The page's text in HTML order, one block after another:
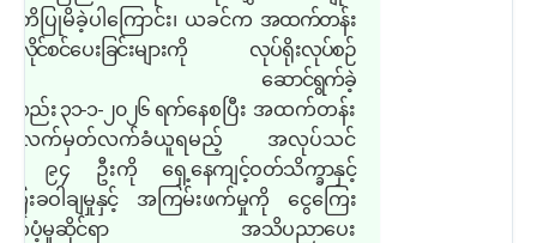
ပြုမိခဲ့ပါကြောင်း၊ ယခင်က အထက်တန်း
ေလိုင်စင်ပေးခြင်းများကို လုပ်ရိုးလုပ်စဉ်
င်း ဆောင်ရွက်ခဲ့
လည်း ၃၁-၁-၂၀၂၆ ရက်နေစပြီး အထက်တန်း
နေလက်မှတ်လက်ခံယူရမည့် အလုပ်သင်
နေ ၉၄ ဦးကိုရှေ့နေကျင့်ဝတ်သိက္ခာနှင့်
ြေးခဝါချမှုနှင့် အကြမ်းဖက်မှုကို ငွေကြေး
ာက်ပံ့မှုဆိုင်ရာ အသိပညာပေး